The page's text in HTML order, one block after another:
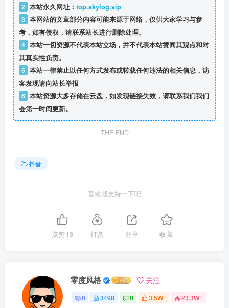
2 本站永久网址： top.skylog.vip
3 本网站的文章部分内容可能来源于网络，仅供大家学习与参
考，如有侵权，请联系站长进行删除处理。
4 本站一切资源不代表本站立场，并不代表本站赞同其观点和对
其真实性负责。
5 本站一律禁止以任何方式发布或转载任何违法的相关信息，访
客发现请向站长举报
6 本站资源大多存储在云盘，如发现链接失效，请联系我们我们
会第一时间更新。
THE END
抖音
喜欢就支持一下吧
点赞13 打赏 分享 收藏
零度风格 关注
0 3498 0 3.5W+ 23.3W+